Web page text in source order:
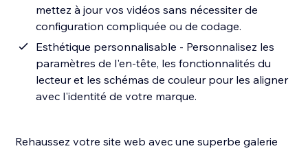
mettez à jour vos vidéos sans nécessiter de
configuration compliquée ou de codage.
Esthétique personnalisable - Personnalisez les
paramètres de l'en-tête, les fonctionnalités du
lecteur et les schémas de couleur pour les aligner
avec l'identité de votre marque.
Rehaussez votre site web avec une superbe galerie